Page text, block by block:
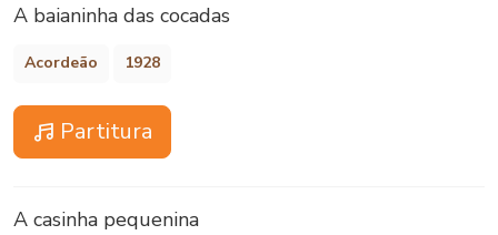
A baianinha das cocadas
Acordeão 1928
Partitura
A casinha pequenina